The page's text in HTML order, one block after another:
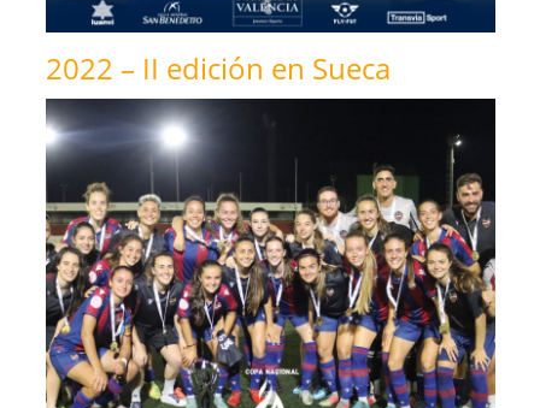
2022 – II edición en Sueca